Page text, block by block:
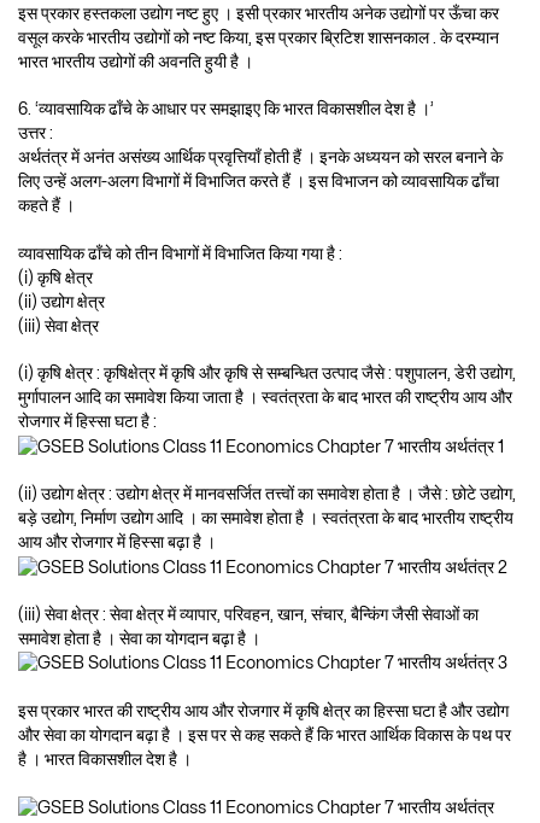
इस प्रकार हस्तकला उद्योग नष्ट हुए । इसी प्रकार भारतीय अनेक उद्योगों पर ऊँचा कर
वसूल करके भारतीय उद्योगों को नष्ट किया, इस प्रकार ब्रिटिश शासनकाल . के दरम्यान
भारत भारतीय उद्योगों की अवनति हुयी है ।
6. ‘व्यावसायिक ढाँचे के आधार पर समझाइए कि भारत विकासशील देश है ।’
उत्तर :
अर्थतंत्र में अनंत असंख्य आर्थिक प्रवृत्तियाँ होती हैं । इनके अध्ययन को सरल बनाने के
लिए उन्हें अलग-अलग विभागों में विभाजित करते हैं । इस विभाजन को व्यावसायिक ढाँचा
कहते हैं ।
व्यावसायिक ढाँचे को तीन विभागों में विभाजित किया गया है :
(i) कृषि क्षेत्र
(ii) उद्योग क्षेत्र
(iii) सेवा क्षेत्र
(i) कृषि क्षेत्र : कृषिक्षेत्र में कृषि और कृषि से सम्बन्धित उत्पाद जैसे : पशुपालन, डेरी उद्योग,
मुर्गापालन आदि का समावेश किया जाता है । स्वतंत्रता के बाद भारत की राष्ट्रीय आय और
रोजगार में हिस्सा घटा है :
(ii) उद्योग क्षेत्र : उद्योग क्षेत्र में मानवसर्जित तत्त्वों का समावेश होता है । जैसे : छोटे उद्योग,
बड़े उद्योग, निर्माण उद्योग आदि । का समावेश होता है । स्वतंत्रता के बाद भारतीय राष्ट्रीय
आय और रोजगार में हिस्सा बढ़ा है ।
(iii) सेवा क्षेत्र : सेवा क्षेत्र में व्यापार, परिवहन, खान, संचार, बैन्किंग जैसी सेवाओं का
समावेश होता है । सेवा का योगदान बढ़ा है ।
इस प्रकार भारत की राष्ट्रीय आय और रोजगार में कृषि क्षेत्र का हिस्सा घटा है और उद्योग
और सेवा का योगदान बढ़ा है । इस पर से कह सकते हैं कि भारत आर्थिक विकास के पथ पर
है । भारत विकासशील देश है ।